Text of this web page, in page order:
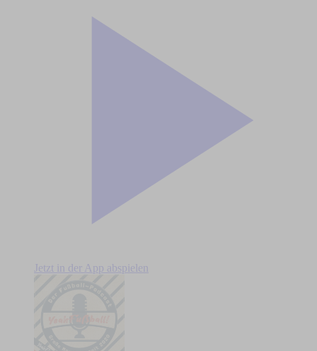
Jetzt in der App abspielen